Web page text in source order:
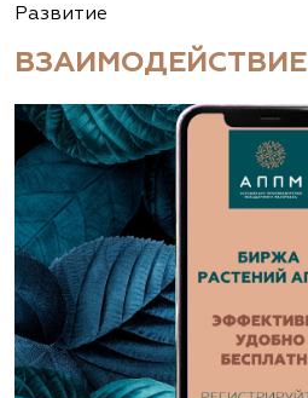
Развитие
ВЗАИМОДЕЙСТВИЕ